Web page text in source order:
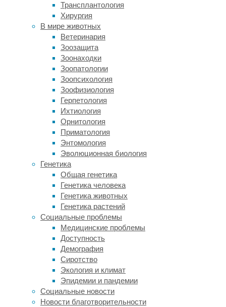
Трансплантология
Хирургия
В мире животных
Ветеринария
Зоозащита
Зоонаходки
Зоопатологии
Зоопсихология
Зоофизиология
Герпетология
Ихтиология
Орнитология
Приматология
Энтомология
Эволюционная биология
Генетика
Общая генетика
Генетика человека
Генетика животных
Генетика растений
Социальные проблемы
Медицинские проблемы
Доступность
Демография
Сиротство
Экология и климат
Эпидемии и пандемии
Социальные новости
Новости благотворительности
одни
из
самых
короткоживущих
клеток
человеческого
организма.
Каждую
секунду
из
оборота
выводится
около
двух
миллионов
эритроцитов,
разрушаясь
ходе
гемолиза,
но
на
смену
им
непрерывно
заступают
новые.
Однако